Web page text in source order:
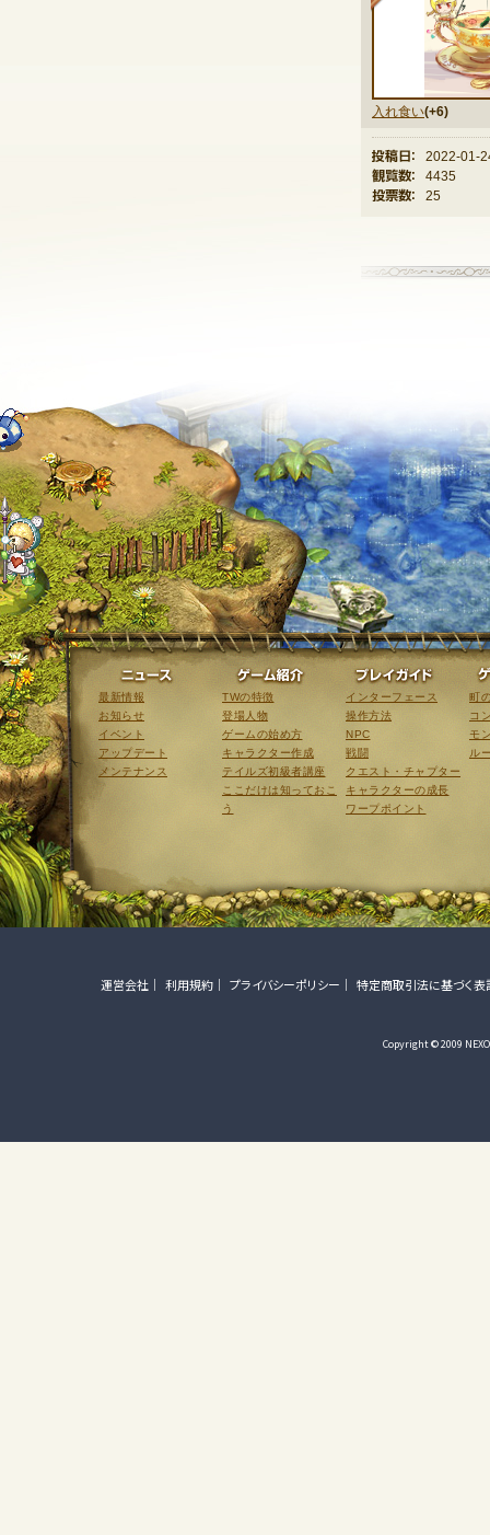
入れ食い(+6)
投稿日：
2022-01-
観覧数：
4435
投票数：
25
ニュース
最新情報
お知らせ
イベント
アップデート
メンテナンス
ゲーム紹介
TWの特徴
登場人物
ゲームの始め方
キャラクター作成
テイルズ初級者講座
ここだけは知っておこ
う
インターフェース
操作方法
NPC
戦闘
クエスト・チャプター
キャラクターの成長
ワープポイント
町
コ
モ
ル
運営会社 利用規約 プライバシーポリシー 特定商取引法に基づく表
Copyright © 2009